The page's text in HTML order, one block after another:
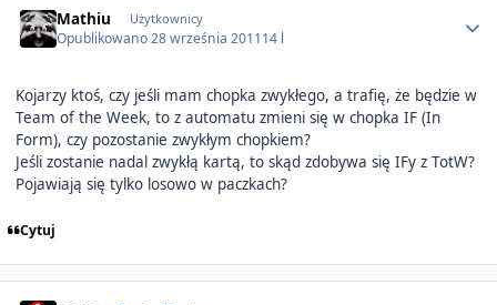
Mathiu Użytkownicy
Opublikowano28 września 201114 l
Kojarzy ktoś, czy jeśli mam chopka zwykłego, a trafię, że będzie w
Team of the Week, to z automatu zmieni się w chopka IF (In
Form), czy pozostanie zwykłym chopkiem?
Jeśli zostanie nadal zwykłą kartą, to skąd zdobywa się IFy z TotW?
Pojawiają się tylko losowo w paczkach?
Cytuj